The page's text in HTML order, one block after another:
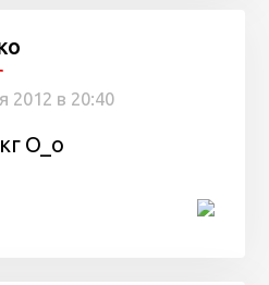
2012 в 20:40
О_о